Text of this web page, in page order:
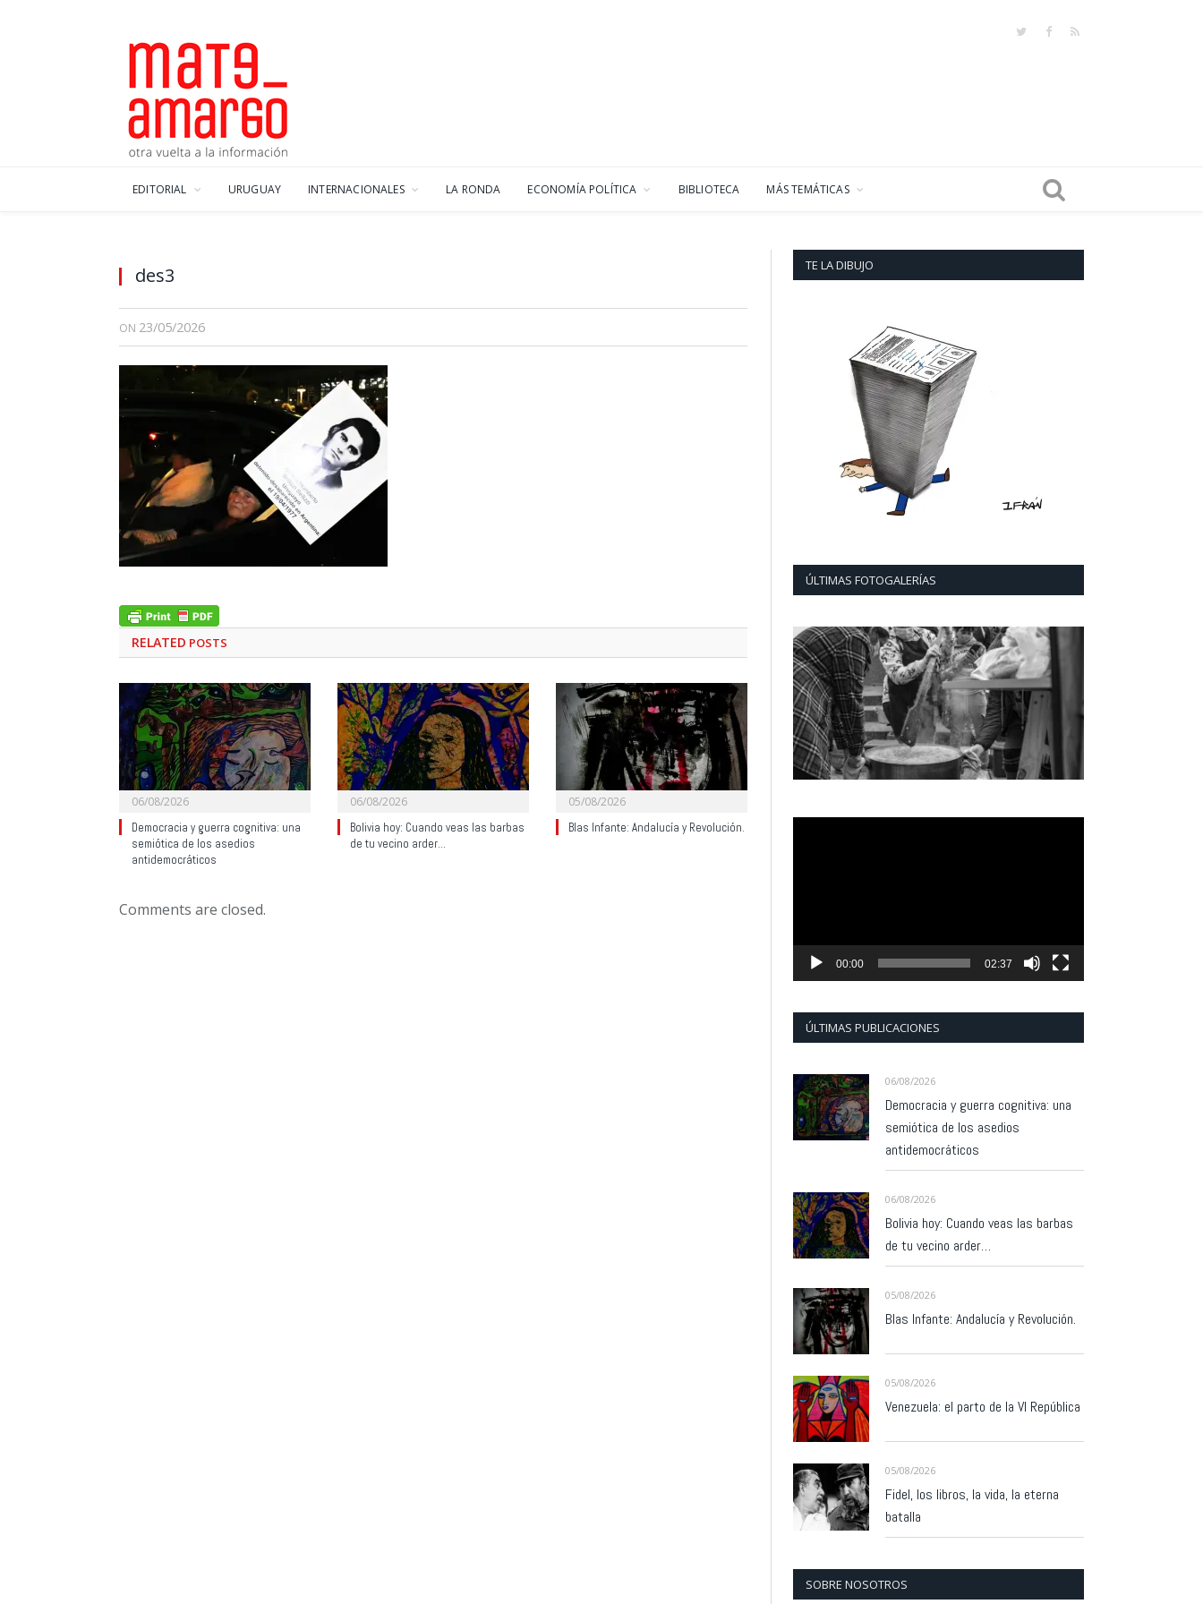
TwitterFacebook
RSS
EDITORIAL URUGUAY INTERNACIONALES LA RONDA ECONOMÍA POLÍTICA BIBLIOTECA MÁS TEMÁTICAS
des3
ON 23/05/2026
RELATED POSTS
06/08/2026
Democracia y guerra cognitiva: una
semiótica de los asedios
antidemocráticos
06/08/2026
Bolivia hoy: Cuando veas las barbas
de tu vecino arder…
05/08/2026
Blas Infante: Andalucía y Revolución.
Comments are closed.
TE LA DIBUJO
ÚLTIMAS FOTOGALERÍAS
00:00 02:37
ÚLTIMAS PUBLICACIONES
06/08/2026
Democracia y guerra cognitiva: una
semiótica de los asedios
antidemocráticos
06/08/2026
Bolivia hoy: Cuando veas las barbas
de tu vecino arder…
05/08/2026
Blas Infante: Andalucía y Revolución.
05/08/2026
Venezuela: el parto de la VI República
05/08/2026
Fidel, los libros, la vida, la eterna
batalla
SOBRE NOSOTROS